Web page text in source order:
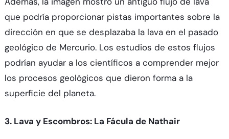
que podría proporcionar pistas importantes sobre la
dirección en que se desplazaba la lava en el pasado
geológico de Mercurio. Los estudios de estos flujos
podrían ayudar a los científicos a comprender mejor
los procesos geológicos que dieron forma a la
superficie del planeta.
3. Lava y Escombros: La Fácula de Nathair